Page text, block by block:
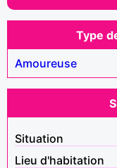
Type
Amoureuse
Situation
Lieu d'habitation